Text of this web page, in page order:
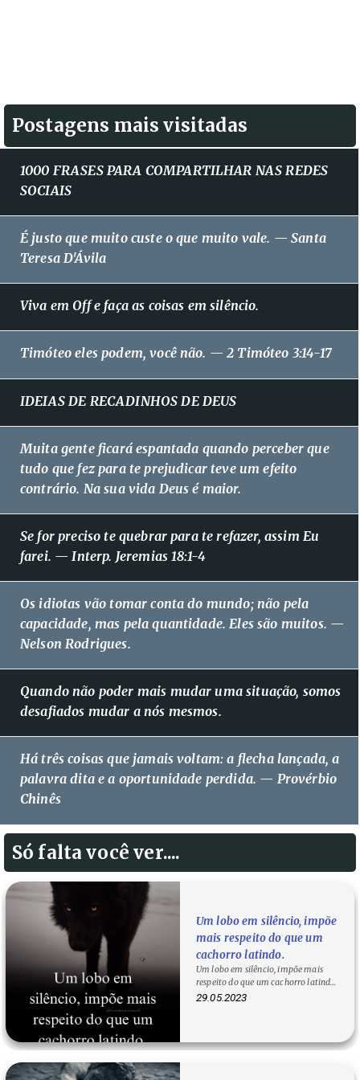
Postagens mais visitadas
1000 FRASES PARA COMPARTILHAR NAS REDES
SOCIAIS
É justo que muito custe o que muito vale. — Santa
Teresa D'Ávila
Viva em Off e faça as coisas em silêncio.
Timóteo eles podem, você não. — 2 Timóteo 3:14-17
IDEIAS DE RECADINHOS DE DEUS
Muita gente ficará espantada quando perceber que
tudo que fez para te prejudicar teve um efeito
contrário. Na sua vida Deus é maior.
Se for preciso te quebrar para te refazer, assim Eu
farei. — Interp. Jeremias 18:1-4
Os idiotas vão tomar conta do mundo; não pela
capacidade, mas pela quantidade. Eles são muitos. —
Nelson Rodrigues.
Quando não poder mais mudar uma situação, somos
desafiados mudar a nós mesmos.
Há três coisas que jamais voltam: a flecha lançada, a
palavra dita e a oportunidade perdida. — Provérbio
Chinês
Só falta você ver....
Um lobo em silêncio, impõe
mais respeito do que um
cachorro latindo.
Um lobo em silêncio, impõe mais
respeito do que um cachorro latindo.
Um lobo em silêncio, impõe mais…
29.05.2023